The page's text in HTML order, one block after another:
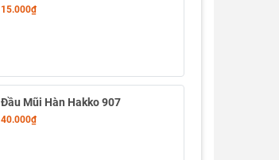
15.000₫
Đầu Mũi Hàn Hakko 907
40.000₫